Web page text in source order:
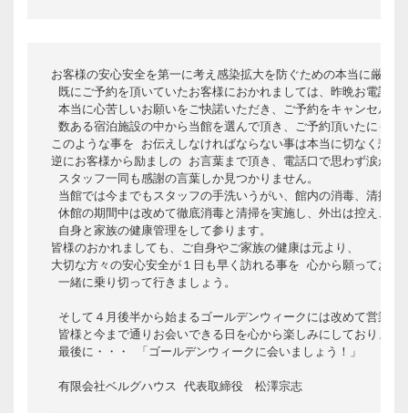
お客様の安心安全を第一に考え感染拡大を防ぐための本当に厳し
既にご予約を頂いていたお客様におかれましては、昨晩お電話に
本当に心苦しいお願いをご快諾いただき、ご予約をキャンセルし
数ある宿泊施設の中から当館を選んで頂き、ご予約頂いたにも関
このような事を お伝えしなければならない事は本当に切なく悲し
逆にお客様から励ましの お言葉まで頂き、電話口で思わず涙が溢
スタッフ一同も感謝の言葉しか見つかりません。
当館では今までもスタッフの手洗いうがい、館内の消毒、清掃を
休館の期間中は改めて徹底消毒と清掃を実施し、外出は控え、各
自身と家族の健康管理をして参ります。
皆様のおかれましても、ご自身やご家族の健康は元より、
大切な方々の安心安全が１日も早く訪れる事を 心から願っており
一緒に乗り切って行きましょう。
そして４月後半から始まるゴールデンウィークには改めて営業
皆様と今まで通りお会いできる日を心から楽しみにしております
最後に・・・ 「ゴールデンウィークに会いましょう！」
有限会社ベルグハウス 代表取締役　松澤宗志